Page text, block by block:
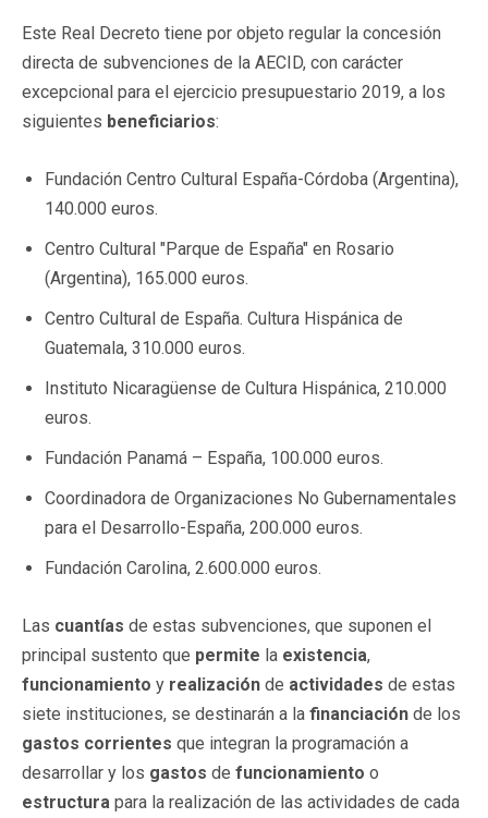
Este Real Decreto tiene por objeto regular la concesión
directa de subvenciones de la AECID, con carácter
excepcional para el ejercicio presupuestario 2019, a los
siguientes beneficiarios:
Fundación Centro Cultural España-Córdoba (Argentina),
140.000 euros.
Centro Cultural "Parque de España" en Rosario
(Argentina), 165.000 euros.
Centro Cultural de España. Cultura Hispánica de
Guatemala, 310.000 euros.
Instituto Nicaragüense de Cultura Hispánica, 210.000
euros.
Fundación Panamá – España, 100.000 euros.
Coordinadora de Organizaciones No Gubernamentales
para el Desarrollo-España, 200.000 euros.
Fundación Carolina, 2.600.000 euros.
Las cuantías de estas subvenciones, que suponen el
principal sustento que permite la existencia,
funcionamiento y realización de actividades de estas
siete instituciones, se destinarán a la financiación de los
gastos corrientes que integran la programación a
desarrollar y los gastos de funcionamiento o
estructura para la realización de las actividades de cada